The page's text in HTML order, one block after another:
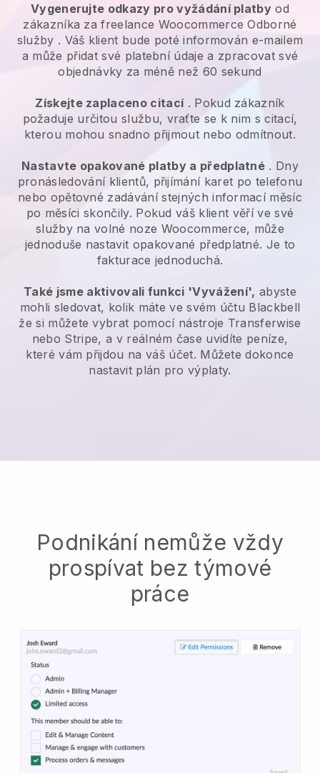
Vygenerujte odkazy pro vyžádání platby od
zákazníka zafreelance Woocommerce Odborné
služby . Váš klient bude poté informován e-mailem
a může přidat své platební údaje a zpracovat své
objednávky za méně než 60 sekund
Získejte zaplaceno citací. Pokud zákazník
požaduje určitou službu, vraťte se k nim s citací,
kterou mohou snadno přijmout nebo odmítnout.
Nastavte opakované platby a předplatné . Dny
pronásledování klientů, přijímání karet po telefonu
nebo opětovné zadávání stejných informací měsíc
po měsíci skončily. Pokud váš klient věří ve své
služby na volné noze Woocommerce, může
jednoduše nastavit opakované předplatné. Je to
fakturace jednoduchá.
Také jsme aktivovali funkci 'Vyvážení', abyste
mohli sledovat, kolik máte ve svém účtu Blackbell
že si můžete vybrat pomocí nástroje Transferwise
nebo Stripe, a v reálném čase uvidíte peníze,
které vám přijdou na váš účet. Můžete dokonce
nastavit plán pro výplaty.
Podnikání nemůže vždy
prospívat bez týmové
práce